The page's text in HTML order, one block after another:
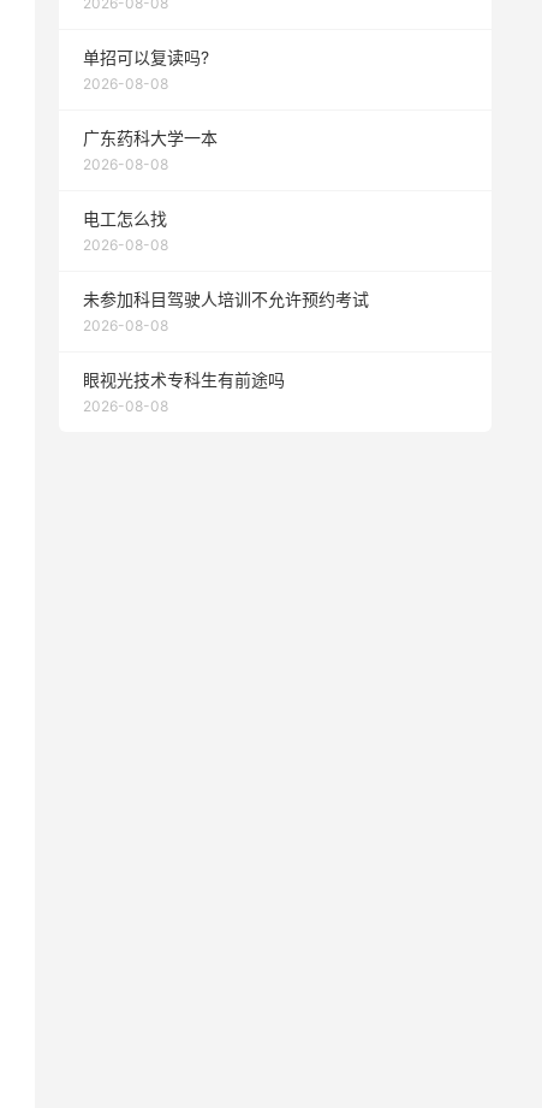
单招可以复读吗?
2026-08-08
广东药科大学一本
2026-08-08
电工怎么找
2026-08-08
未参加科目驾驶人培训不允许预约考试
2026-08-08
眼视光技术专科生有前途吗
2026-08-08